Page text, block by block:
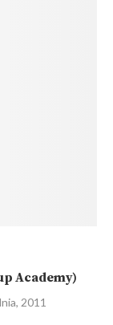
Academy)
2011